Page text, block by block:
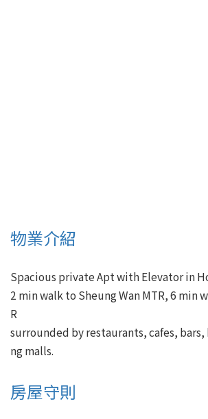
物業介紹
Spacious private Apt with Elevator in
2 min walk to Sheung Wan MTR, 6 min
R
surrounded by restaurants, cafes, bars,
房屋守則